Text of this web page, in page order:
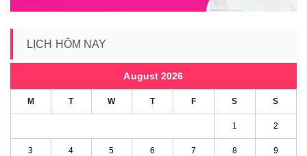
LỊCH HÔM NAY
August 2026
M T W T F S S
1 2
3 4 5 6 7 8 9